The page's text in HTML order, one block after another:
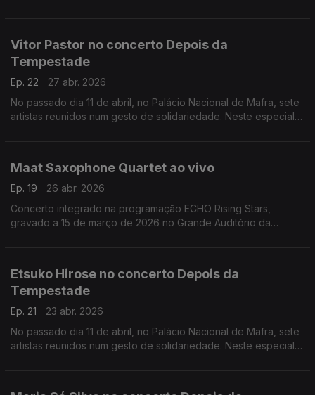
Vitor Pastor no concerto Depois da
Tempestade
Ep. 22
27 abr. 2026
No passado dia 11 de abril, no Palácio Nacional de Mafra, sete
artistas reunidos num gesto de solidariedade. Neste especial
Maat Saxophone Quartet ao vivo
Ep. 19
26 abr. 2026
Concerto integrado na programação ECHO Rising Stars,
gravado a 15 de março de 2026 no Grande Auditório da
Etsuko Hirose no concerto Depois da
Tempestade
Ep. 21
23 abr. 2026
No passado dia 11 de abril, no Palácio Nacional de Mafra, sete
artistas reunidos num gesto de solidariedade. Neste especial